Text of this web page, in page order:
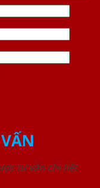
tư vấn chi tiết